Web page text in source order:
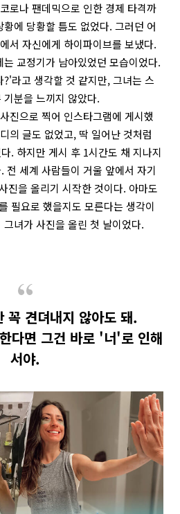
로나 팬데믹으로 인한 경제 타격까
에 당황할 틈도 없었다. 그러던 어
서 자신에게 하이파이브를 보냈다.
교정기가 남아있었던 모습이었다.
라고 생각할 것 같지만, 그녀는 스
분을 느끼지 않았다.
진으로 찍어 인스타그램에 게시했
의 글도 없었고, 딱 일어난 것처럼
. 하지만 게시 후 1시간도 채 지나지
전 세계 사람들이 거울 앞에서 자기
진을 올리기 시작한 것이다. 아마도
필요로 했을지도 모른다는 생각이
녀가 사진을 올린 첫 날이었다.
꼭 견뎌내지 않아도 돼.
다면 그건 바로 '너'로 인해
서야.